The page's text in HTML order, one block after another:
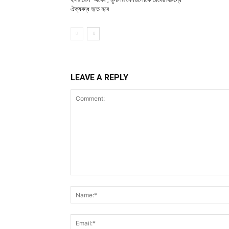
ঐক্যবদ্ধ হতে হবে
LEAVE A REPLY